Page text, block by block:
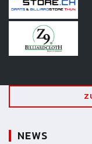
NEWS